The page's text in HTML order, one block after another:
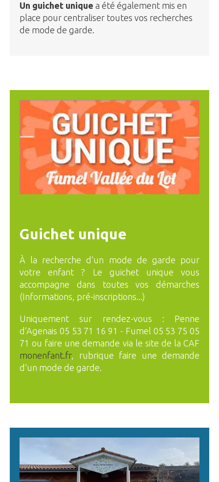
Un guichet unique a été également mis en
place pour centraliser toutes vos recherches
de mode de garde.
Guichet unique
À la recherche d’un mode de garde pour
votre enfant ? Le guichet unique vous
accompagne dans toutes vos démarches
(Informations, pré-inscriptions...)
Uniquement sur rendez-vous : Penne
d’Agenais 05 53 71 16 91 - Fumel 05 53 75 05
71 ou faire une demande via le site de la CAF
monenfant.fr, rubrique faire une demande
d’un mode de garde.